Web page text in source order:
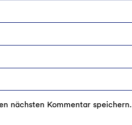
nächsten Kommentar speichern.